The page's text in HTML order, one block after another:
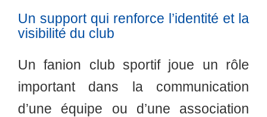
Un support qui renforce l’identité et la
visibilité du club
Un fanion club sportif joue un rôle
important dans la communication
d’une équipe ou d’une association